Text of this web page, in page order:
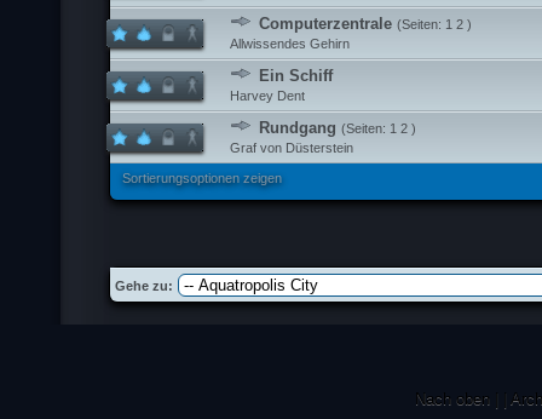
Computerzentrale (Seiten: 1 2 )
Allwissendes Gehirn
Ein Schiff
Harvey Dent
Rundgang (Seiten: 1 2 )
Graf von Düsterstein
Sortierungsoptionen zeigen
Gehe zu:
Nach oben